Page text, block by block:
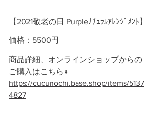
【2021敬老の日 Purpleﾅﾁｭﾗﾙｱﾚﾝｼﾞﾒﾝﾄ】
価格：5500円
商品詳細、オンラインショップからの
ご購入はこちら↓
https://cucunochi.base.shop/items/5137
4827